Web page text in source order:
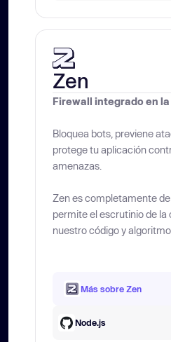
Zen
Firewall integrado en
Bloquea bots, previene
protege tu aplicación
amenazas.
Zen es completamente
permite el escrutinio de la
nuestro código y
Más sobre Zen
Node.js